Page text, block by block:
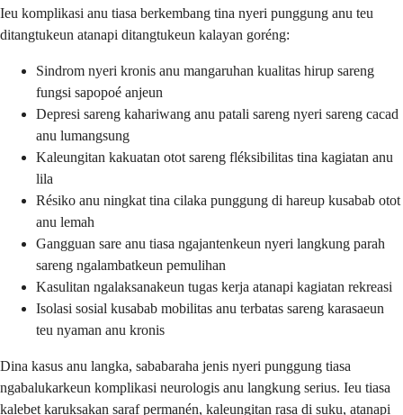
Ieu komplikasi anu tiasa berkembang tina nyeri punggung anu teu
ditangtukeun atanapi ditangtukeun kalayan goréng:
Sindrom nyeri kronis anu mangaruhan kualitas hirup sareng
fungsi sapopoé anjeun
Depresi sareng kahariwang anu patali sareng nyeri sareng cacad
anu lumangsung
Kaleungitan kakuatan otot sareng fléksibilitas tina kagiatan anu
lila
Résiko anu ningkat tina cilaka punggung di hareup kusabab otot
anu lemah
Gangguan sare anu tiasa ngajantenkeun nyeri langkung parah
sareng ngalambatkeun pemulihan
Kasulitan ngalaksanakeun tugas kerja atanapi kagiatan rekreasi
Isolasi sosial kusabab mobilitas anu terbatas sareng karasaeun
teu nyaman anu kronis
Dina kasus anu langka, sababaraha jenis nyeri punggung tiasa
ngabalukarkeun komplikasi neurologis anu langkung serius. Ieu tiasa
kalebet karuksakan saraf permanén, kaleungitan rasa di suku, atanapi